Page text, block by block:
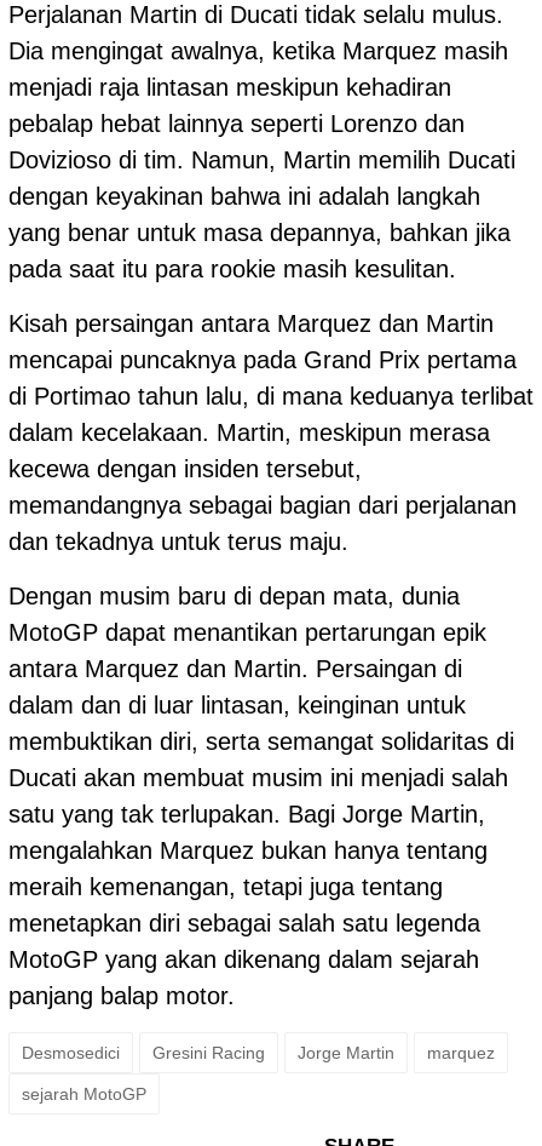
Perjalanan Martin di Ducati tidak selalu mulus.
Dia mengingat awalnya, ketika Marquez masih
menjadi raja lintasan meskipun kehadiran
pebalap hebat lainnya seperti Lorenzo dan
Dovizioso di tim. Namun, Martin memilih Ducati
dengan keyakinan bahwa ini adalah langkah
yang benar untuk masa depannya, bahkan jika
pada saat itu para rookie masih kesulitan.
Kisah persaingan antara Marquez dan Martin
mencapai puncaknya pada Grand Prix pertama
di Portimao tahun lalu, di mana keduanya terlibat
dalam kecelakaan. Martin, meskipun merasa
kecewa dengan insiden tersebut,
memandangnya sebagai bagian dari perjalanan
dan tekadnya untuk terus maju.
Dengan musim baru di depan mata, dunia
MotoGP dapat menantikan pertarungan epik
antara Marquez dan Martin. Persaingan di
dalam dan di luar lintasan, keinginan untuk
membuktikan diri, serta semangat solidaritas di
Ducati akan membuat musim ini menjadi salah
satu yang tak terlupakan. Bagi Jorge Martin,
mengalahkan Marquez bukan hanya tentang
meraih kemenangan, tetapi juga tentang
menetapkan diri sebagai salah satu legenda
MotoGP yang akan dikenang dalam sejarah
panjang balap motor.
Desmosedici Gresini Racing Jorge Martin marquez
sejarah MotoGP